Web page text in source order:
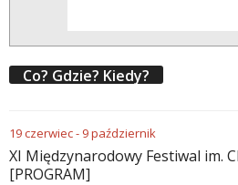
Co? Gdzie? Kiedy?
19czerwiec- 9październik
XI Międzynarodowy Festiwal im.
[PROGRAM]